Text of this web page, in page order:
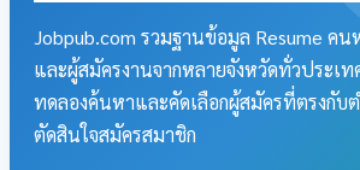
Jobpub.com รวมฐานข้อมูล Resume คน
และผู้สมัครงานจากหลายจังหวัดทั่วประเท
ทดลองค้นหาและคัดเลือกผู้สมัครที่ตรงกับ
ตัดสินใจสมัครสมาชิก